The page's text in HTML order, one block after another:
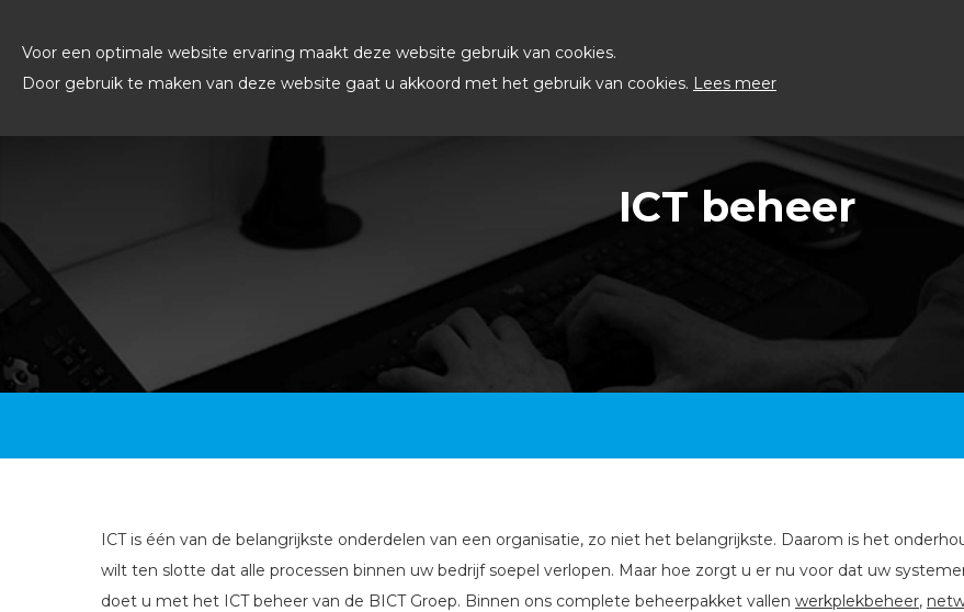
Voor een optimale website ervaring maakt deze website gebruik van cookies.
Door gebruik te maken van deze website gaat u akkoord met het gebruik van cookies. Lees meer
ICT beheer
ICT is één van de belangrijkste onderdelen van een organisatie, zo niet het belangrijkste. Daarom is het
wilt ten slotte dat alle processen binnen uw bedrijf soepel verlopen. Maar hoe zorgt u er nu voor dat uw
doet u met het ICT beheer van de BICT Groep. Binnen ons complete beheerpakket vallen werkplekbeheer,